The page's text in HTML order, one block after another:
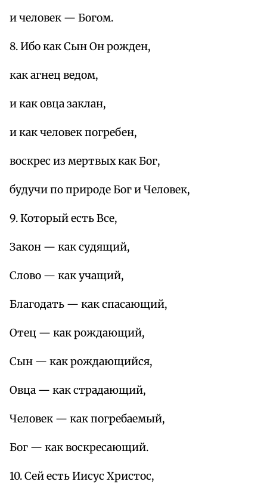
и человек — Богом.
8. Ибо как Сын Он рожден,
как агнец ведом,
и как овца заклан,
и как человек погребен,
воскрес из мертвых как Бог,
будучи по природе Бог и Человек,
9. Который есть Все,
Закон — как судящий,
Слово — как учащий,
Благодать — как спасающий,
Отец — как рождающий,
Сын — как рождающийся,
Овца — как страдающий,
Человек — как погребаемый,
Бог — как воскресающий.
10. Сей есть Иисус Христос,